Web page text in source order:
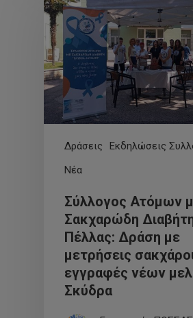
Δράσεις
Εκδηλώσεις
Νέα
Σύλλογος Ατόμων
Σακχαρώδη
Πέλλας: Δράση με
μετρήσεις
εγγραφές νέων
Σκύδρα